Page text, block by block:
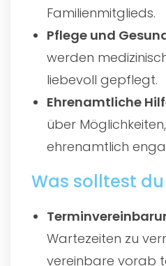
Familienmitglieds.
Pflege und
werden
liebevoll gepflegt.
Ehrenamtliche
über
ehrenamtlich
Was solltest
Wartezeiten zu
vereinbare vorab